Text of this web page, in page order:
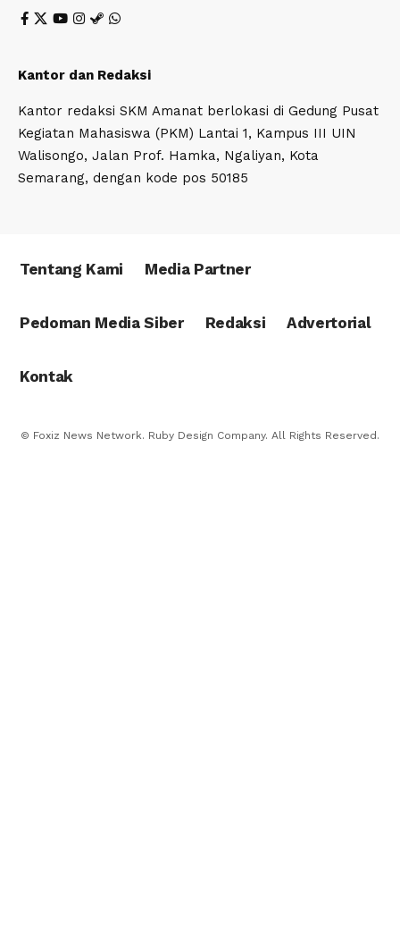
Kantor dan Redaksi
Kantor redaksi SKM Amanat berlokasi di Gedung Pusat
Kegiatan Mahasiswa (PKM) Lantai 1, Kampus III UIN
Walisongo, Jalan Prof. Hamka, Ngaliyan, Kota
Semarang, dengan kode pos 50185
Tentang Kami Media Partner
Pedoman Media Siber Redaksi Advertorial
Kontak
© Foxiz News Network. Ruby Design Company. All Rights Reserved.